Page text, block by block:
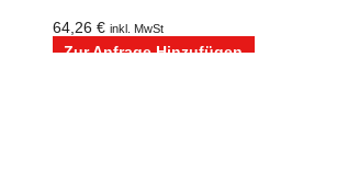
64,26 € inkl. MwSt
Zur Anfrage Hinzufügen